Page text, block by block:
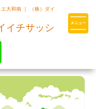
準を
エ大和南 ｜ （株）ダイ
イチサッシ